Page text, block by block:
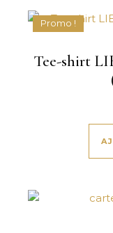
Promo !
Tee-shirt